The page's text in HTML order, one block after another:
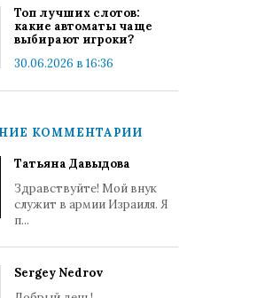
Топ лучших слотов:
какие автоматы чаще
выбирают игроки?
30.06.2026 в 16:36
КОММЕНТАРИИ
Татьяна Давыдова
Здравствуйте! Мой внук
служит в армии Израиля. Я
п...
Sergey Nedrov